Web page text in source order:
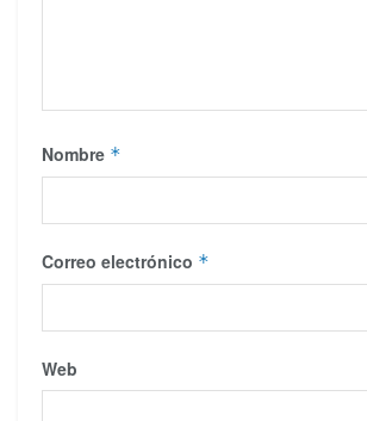
Nombre *
Correo electrónico *
Web